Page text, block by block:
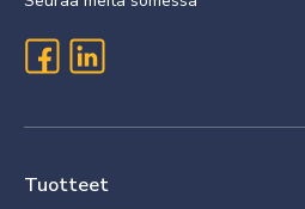
Tuotteet